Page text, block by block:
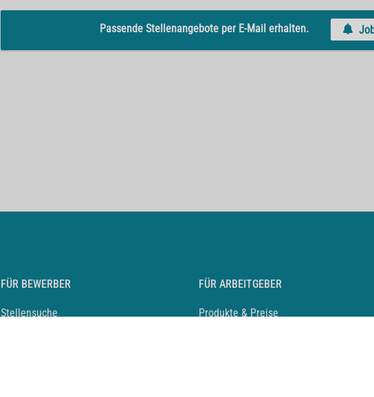
Passende Stellenangebote per E-Mail erhalten.
FÜR BEWERBER
Stellensuche
FÜR ARBEITGEBER
Produkte & Preise